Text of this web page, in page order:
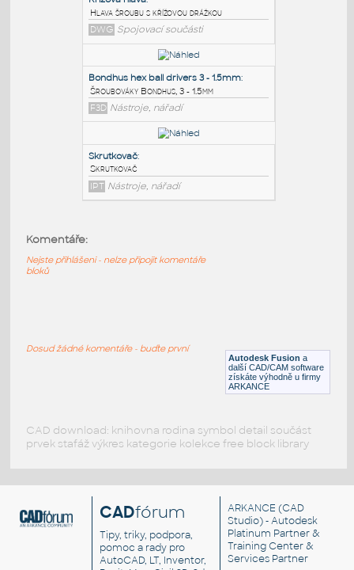
Šroubovák:
šroubovák
DWG Nástroje, nářadí
Křížová hlava:
Hlava šroubu s křížovou drážkou
DWG Spojovací součásti
Šroubováky Bondhus, 3 - 1.5mm
Skrutkovač
Autodesk Fusion a
další CAD/CAM software
získáte výhodně u firmy
ARKANCE
Komentáře:
Nejste přihlášeni - nelze připojit komentáře
bloků
Dosud žádné komentáře - buďte první
CAD download: knihovna rodina symbol detail součást
prvek stafáž výkres kategorie kolekce free block library
CADfórum
Tipy, triky, podpora,
pomoc a rady pro
AutoCAD, LT, Inventor,
ARKANCE (CAD
Studio) - Autodesk
Platinum Partner &
Training Center &
Services Partner